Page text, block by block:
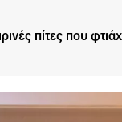
πίτες που